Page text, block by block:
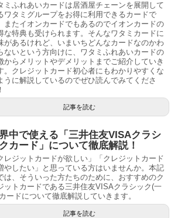
ミふれあいカードは居酒屋チェーンを展開して
ワタミグループをお得に利用できるカードで
またイオンカードでもあるのでイオンカードの
な特典も受けられます。そんなワタミカードに
があるけれど、いまいちどんなカードなのかわ
ないという方向けに、ワタミふれあいカードの
からメリットやデメリットまでご紹介していき
。クレジットカード初心者にもわかりやすくな
うに解説しているのでぜひ読んでみてくださ
記事を読む
中で使える「三井住友VISAクラシ
カード」について徹底解説！
レジットカードが欲しい」「クレジットカード
やしたい」と思っている方はいませんか。本記
は、そういった方たちのために、おすすめのク
ットカードである三井住友VISAクラシック(一
ードについて徹底解説していきます。
記事を読む